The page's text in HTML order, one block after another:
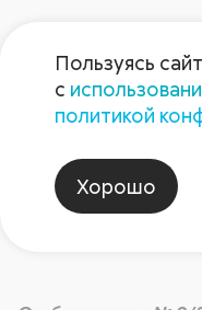
Пользуясь
с
политикой
Хорошо